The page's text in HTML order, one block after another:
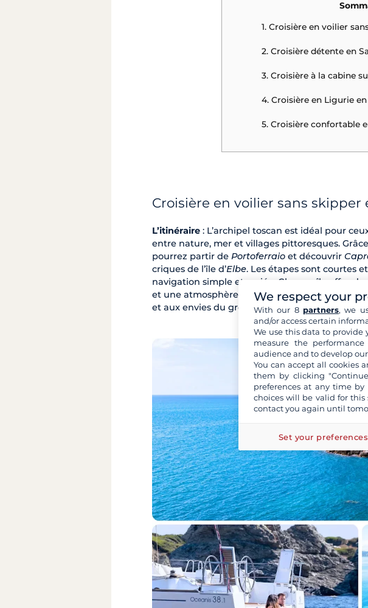
1. Croisière en voilier
2. Croisière détente en
3. Croisière à la cabine
4. Croisière en Ligurie
5. Croisière confortable
Croisière en voilier sans skipper
L’itinéraire : L’archipel toscan est idéal pour
entre nature, mer et villages pittoresques.
pourrez partir de Portoferraio et découvrir
criques de l’île d’Elbe. Les étapes sont courtes
navigation simple et variée. Chaque île offre
et une atmosphère authentique. L’itinéraire
et aux envies du groupe, entre mouillages
We respect your
With our 8 partners, we
and/or access certain
We use this data to
measure the
audience and to develop our
You can accept all cookies
them by clicking
preferences at any time
choices will be valid for
contact you again until
Set your preferences